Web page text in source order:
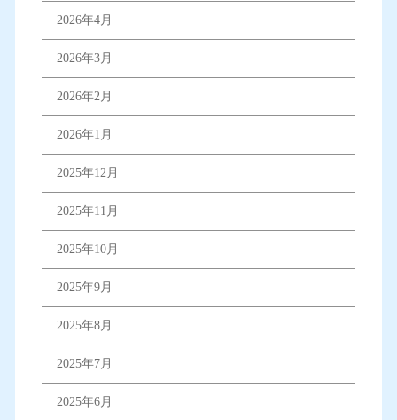
2026年4月
2026年3月
2026年2月
2026年1月
2025年12月
2025年11月
2025年10月
2025年9月
2025年8月
2025年7月
2025年6月